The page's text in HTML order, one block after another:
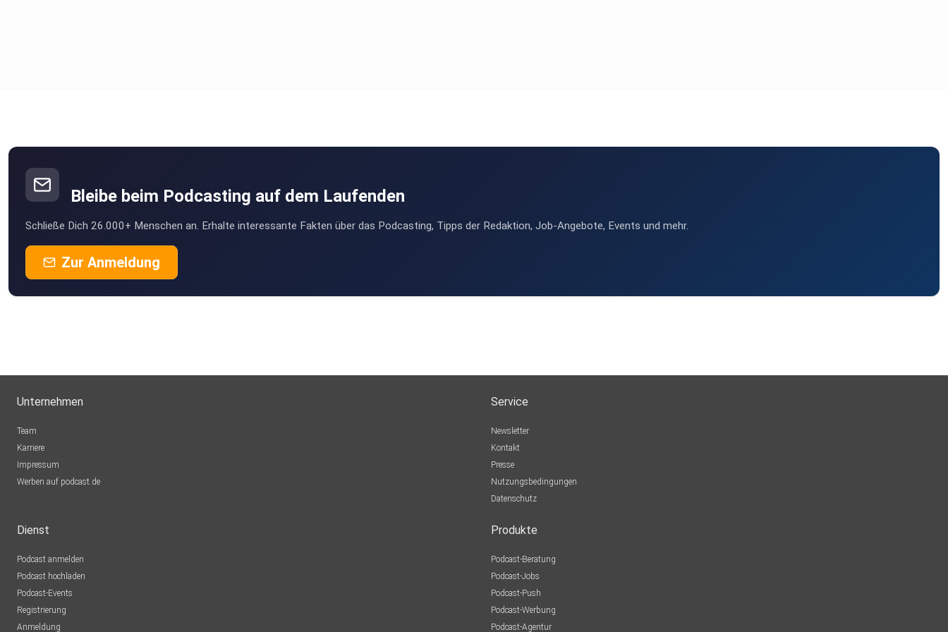
Bleibe beim Podcasting auf dem Laufenden
Schließe Dich 26.000+ Menschen an. Erhalte interessante Fakten über das Podcasting, Tipps der Redaktion, Job-Angebote, Events und mehr.
Zur Anmeldung
Unternehmen
Team
Karriere
Impressum
Werben auf podcast.de
Service
Newsletter
Kontakt
Presse
Nutzungsbedingungen
Datenschutz
Dienst
Podcast anmelden
Podcast hochladen
Podcast-Events
Registrierung
Anmeldung
Produkte
Podcast-Beratung
Podcast-Jobs
Podcast-Push
Podcast-Werbung
Podcast-Agentur